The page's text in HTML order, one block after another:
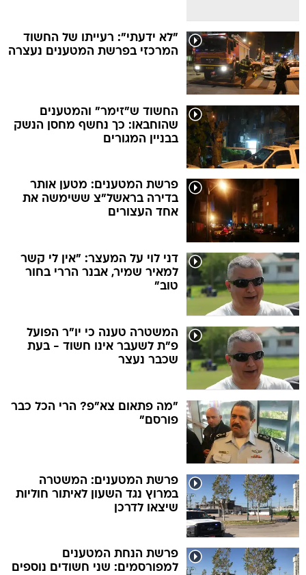
"לא ידעתי": רעייתו של החשוד
המרכזי בפרשת המטענים נעצרה
החשוד ש"זימר" והמטענים
שהוחבאו: כך נחשף מחסן הנשק
בבניין המגורים
פרשת המטענים: מטען אותר
בדירה בראשל"צ ששימשה את
אחד העצורים
דני לוי על המעצר: "אין לי קשר
למאיר שמיר, אבנר הררי בחור
טוב"
המשטרה טענה כי יו"ר הפועל
פ"ת לשעבר אינו חשוד - בעת
שכבר נעצר
"מה פתאום צא"פ? הרי הכל כבר
פורסם"
פרשת המטענים: המשטרה
במרוץ נגד השעון לאיתור חוליות
שיצאו לדרכן
פרשת הנחת המטענים
למפורסמים: שני חשודים נוספים